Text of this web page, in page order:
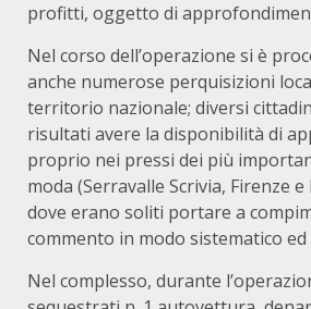
profitti, oggetto di
Nel corso dell’operazione si è
anche numerose perquisizioni
territorio nazionale; diversi
risultati avere la disponibilità di
proprio nei pressi dei più
moda (Serravalle Scrivia, Firenze
dove erano soliti portare a
commento in modo sistematico
Nel complesso, durante